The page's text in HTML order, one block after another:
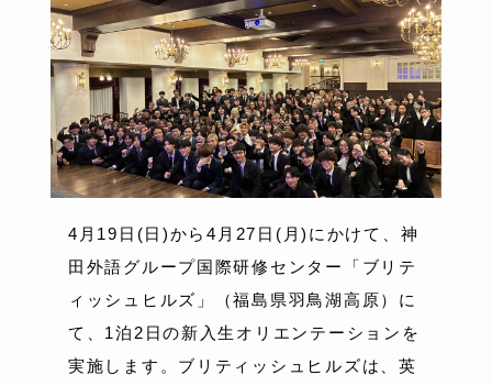
4月19日(日)から4月27日(月)にかけて、神
田外語グループ国際研修センター「ブリテ
ィッシュヒルズ」（福島県羽鳥湖高原）に
て、1泊2日の新入生オリエンテーションを
実施します。ブリティッシュヒルズは、英